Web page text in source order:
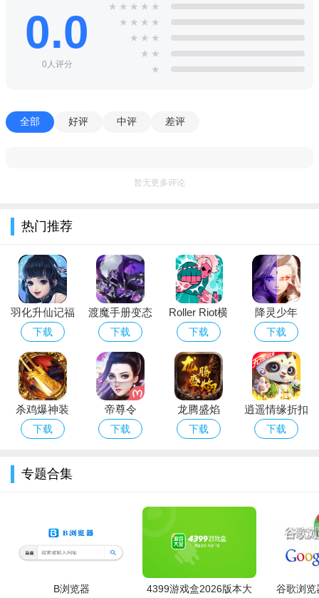
游戏优势：
1、【炫酷技能连招】
冲击力非常强。
情。
4、【联机对战玩法】
支持与好友一起展开热血PK，对战过程更加刺激耐玩。
5、【角色成长系统】
部分角色支持属性强化与战力提升，能够逐步提高整体战斗
能力。
游戏亮点：
1、震撼人心的惊喜挑战冒险即将开启，多样指尖连招，精彩
非凡的多人决斗强势来袭。
0.0
0人评分
★ ★ ★ ★ ★
★ ★ ★ ★
★ ★ ★
★ ★
★
全部 好评 中评 差评
暂无更多评论
热门推荐
羽化升仙记福
利版
下载
渡魔手册变态
版
下载
Roller Riot横
街快打
下载
降灵少年
（BT版）
下载
杀鸡爆神装
下载
帝尊令
下载
龙腾盛焰
下载
逍遥情缘折扣
版
下载
专题合集
B浏览器
4399游戏盒2026版本大
谷歌浏览